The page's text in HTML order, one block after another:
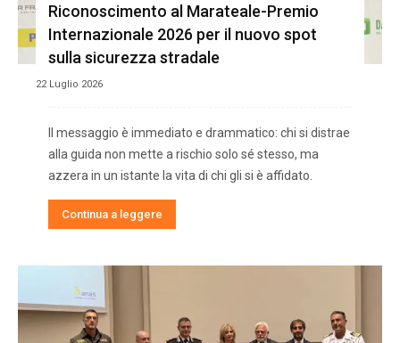
Riconoscimento al Marateale-Premio
Internazionale 2026 per il nuovo spot
sulla sicurezza stradale
22 Luglio 2026
Il messaggio è immediato e drammatico: chi si distrae
alla guida non mette a rischio solo sé stesso, ma
azzera in un istante la vita di chi gli si è affidato.
Continua a leggere